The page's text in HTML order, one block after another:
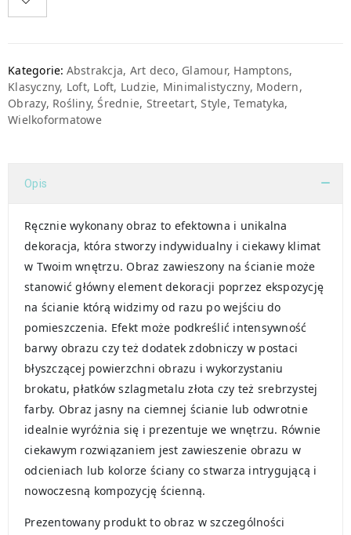
Kategorie: Abstrakcja, Art deco, Glamour, Hamptons,
Klasyczny, Loft, Loft, Ludzie, Minimalistyczny, Modern,
Obrazy, Rośliny,Średnie, Streetart,Style, Tematyka,
Wielkoformatowe
Opis
Ręcznie wykonany obraz to efektowna i unikalna
dekoracja, która stworzy indywidualny i ciekawy klimat
w Twoim wnętrzu. Obraz zawieszony na ścianie może
stanowić główny element dekoracji poprzez ekspozycję
na ścianie którą widzimy od razu po wejściu do
pomieszczenia. Efekt może podkreślić intensywność
barwy obrazu czy też dodatek zdobniczy w postaci
błyszczącej powierzchni obrazu i wykorzystaniu
brokatu, płatków szlagmetalu złota czy też srebrzystej
farby. Obraz jasny na ciemnej ścianie lub odwrotnie
idealnie wyróżnia się i prezentuje we wnętrzu. Równie
ciekawym rozwiązaniem jest zawieszenie obrazu w
odcieniach lub kolorze ściany co stwarza intrygującą i
nowoczesną kompozycję ścienną.
Prezentowany produkt to obraz w szczególności